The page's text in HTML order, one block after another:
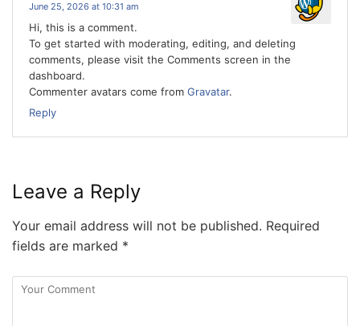
June 25, 2026 at 10:31 am
Hi, this is a comment.
To get started with moderating, editing, and deleting
comments, please visit the Comments screen in the
dashboard.
Commenter avatars come from Gravatar.
Reply
Leave a Reply
Your email address will not be published. Required
fields are marked *